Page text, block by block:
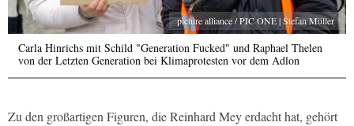
picture alliance / PIC ONE | Stefan Müller
Carla Hinrichs mit Schild "Generation Fucked" und Raphael Thelen
von der Letzten Generation bei Klimaprotesten vor dem Adlon
Zu den großartigen Figuren, die Reinhard Mey erdacht hat, gehört